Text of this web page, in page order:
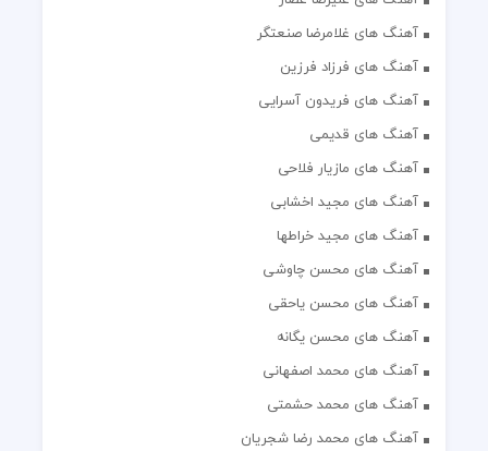
آهنگ های غلامرضا صنعتگر
آهنگ های فرزاد فرزین
آهنگ های فریدون آسرایی
آهنگ های قدیمی
آهنگ های مازیار فلاحی
آهنگ های مجید اخشابی
آهنگ های مجید خراطها
آهنگ های محسن چاوشی
آهنگ های محسن یاحقی
آهنگ های محسن یگانه
آهنگ های محمد اصفهانی
آهنگ های محمد حشمتی
آهنگ های محمد رضا شجریان